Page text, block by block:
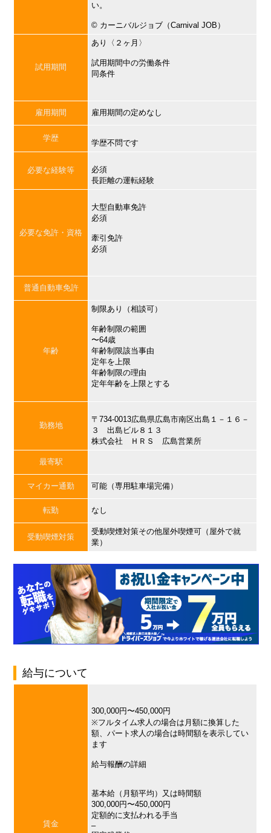
い。
©︎ カーニバルジョブ（Carnival JOB）
試用期間
あり〈２ヶ月〉
試用期間中の労働条件
同条件
雇用期間 雇用期間の定めなし
学歴
学歴不問です
必要な経験等
必須
長距離の運転経験
必要な免許・資格
大型自動車免許
必須
牽引免許
必須
普通自動車免許
年齢
制限あり（相談可）
年齢制限の範囲
〜64歳
年齢制限該当事由
定年を上限
年齢制限の理由
定年年齢を上限とする
勤務地
〒734-0013広島県広島市南区出島１－１６－
３ 出島ビル８１３
株式会社 ＨＲＳ 広島営業所
最寄駅
マイカー通勤 可能（専用駐車場完備）
転勤 なし
受動喫煙対策
受動喫煙対策その他屋外喫煙可（屋外で就
業）
給与について
賃金
300,000円〜450,000円
※フルタイム求人の場合は月額に換算した
額、パート求人の場合は時間額を表示してい
ます
給与報酬の詳細
基本給（月額平均）又は時間額
300,000円〜450,000円
定額的に支払われる手当
–